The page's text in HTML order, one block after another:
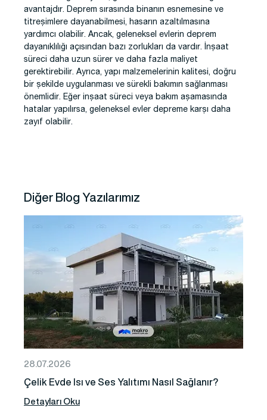
avantajdır. Deprem sırasında binanın esnemesine ve
titreşimlere dayanabilmesi, hasarın azaltılmasına
yardımcı olabilir. Ancak, geleneksel evlerin deprem
dayanıklılığı açısından bazı zorlukları da vardır. İnşaat
süreci daha uzun sürer ve daha fazla maliyet
gerektirebilir. Ayrıca, yapı malzemelerinin kalitesi, doğru
bir şekilde uygulanması ve sürekli bakımın sağlanması
önemlidir. Eğer inşaat süreci veya bakım aşamasında
hatalar yapılırsa, geleneksel evler depreme karşı daha
zayıf olabilir.
Diğer Blog Yazılarımız
28.07.2026
Çelik Evde Isı ve Ses Yalıtımı Nasıl Sağlanır?
Detayları Oku